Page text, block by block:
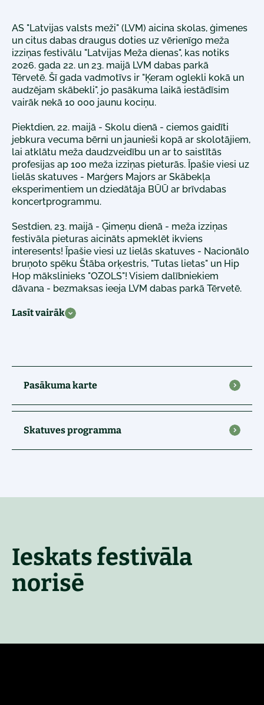
AS "Latvijas valsts meži" (LVM) aicina skolas, ģimenes
un citus dabas draugus doties uz vērienīgo meža
izziņas festivālu "Latvijas Meža dienas", kas notiks
2026. gada 22. un 23. maijā LVM dabas parkā
Tērvetē. Šī gada vadmotīvs ir "Ķeram oglekli kokā un
audzējam skābekli", jo pasākuma laikā iestādīsim
vairāk nekā 10 000 jaunu kociņu.
Piektdien, 22. maijā - Skolu dienā - ciemos gaidīti
jebkura vecuma bērni un jaunieši kopā ar skolotājiem,
lai atklātu meža daudzveidību un ar to saistītās
profesijas ap 100 meža izziņas pieturās. Īpašie viesi uz
lielās skatuves - Marģers Majors ar Skābekļa
eksperimentiem un dziedātāja BŪŪ ar brīvdabas
koncertprogrammu.
Sestdien, 23. maijā - Ģimeņu dienā - meža izziņas
festivāla pieturas aicināts apmeklēt ikviens
interesents! Īpašie viesi uz lielās skatuves - Nacionālo
bruņoto spēku Štāba orķestris, "Tutas lietas" un Hip
Hop mākslinieks "OZOLS"! Visiem dalībniekiem
dāvana - bezmaksas ieeja LVM dabas parkā Tērvetē.
Lasīt vairāk
Pasākuma karte
Skatuves programma
Ieskats festivāla
norisē